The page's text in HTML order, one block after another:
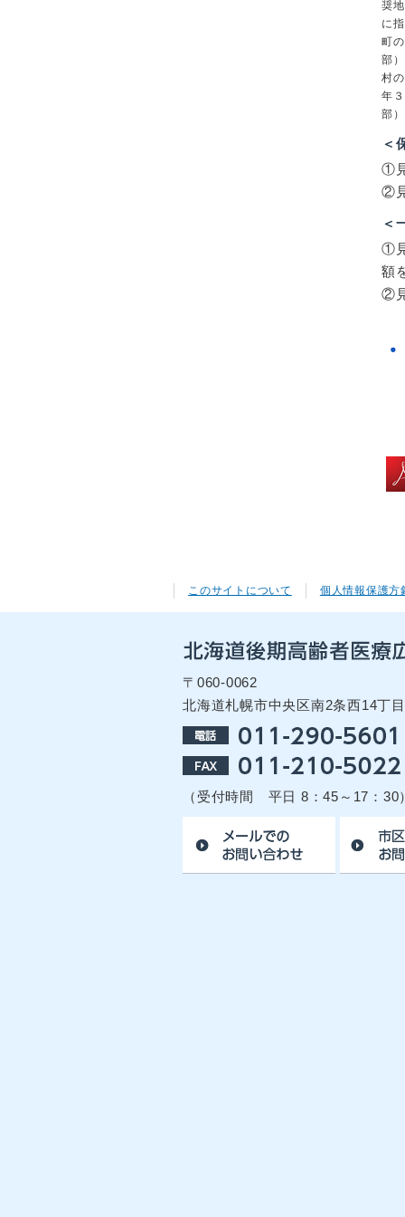
奨
に
町
部
村
年
部
＜
①
②
＜
①
額
②
このサイトについて 個人情報保護方
〒060-0062
北海道札幌市中央区南2条西14丁
（受付時間 平日 8：45～17：30）